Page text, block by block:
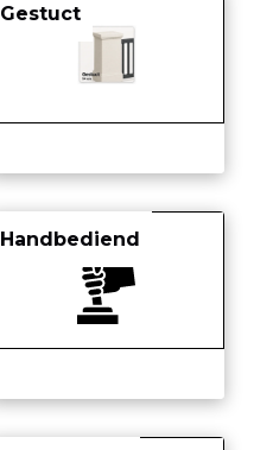
Gestuct
Handbediend